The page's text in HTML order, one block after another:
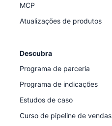
MCP
Atualizações de produtos
Descubra
Programa de parceria
Programa de indicações
Estudos de caso
Curso de pipeline de vendas